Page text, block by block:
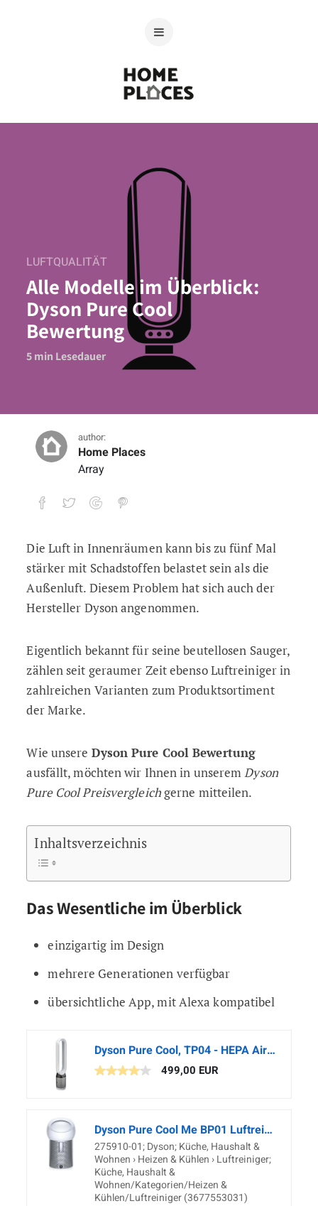
LUFTQUALITÄT
Alle Modelle im Überblick:
Dyson Pure Cool
Bewertung
5min Lesedauer
author:
Home Places
Array
Alle Modelle im Überblick: Dyson Pure
5min Lesedauer
Die Luft in Innenräumen kann bis zu fünf Mal
stärker mit Schadstoffen belastet sein als die
Außenluft. Diesem Problem hat sich auch der
Hersteller Dyson angenommen.
Eigentlich bekannt für seine beutellosen Sauger,
zählen seit geraumer Zeit ebenso Luftreiniger in
zahlreichen Varianten zum Produktsortiment
der Marke.
Wie unsere Dyson Pure Cool Bewertung
ausfällt, möchten wir Ihnen in unseremDyson
Pure Cool Preisvergleichgerne mitteilen.
Inhaltsverzeichnis
Das Wesentliche im Überblick
einzigartig im Design
mehrere Generationen verfügbar
übersichtliche App, mit Alexa kompatibel
Dyson Pure Cool, TP04 - HEPA Air Purifier and Tower Fan, White/Silver
499,00 EUR
Dyson Pure Cool Me BP01 Luftreiniger, silber/weiß
275910-01; Dyson; Küche, Haushalt &
Wohnen › Heizen & Kühlen › Luftreiniger;
Küche, Haushalt &
Wohnen/Kategorien/Heizen &
Kühlen/Luftreiniger (3677553031)